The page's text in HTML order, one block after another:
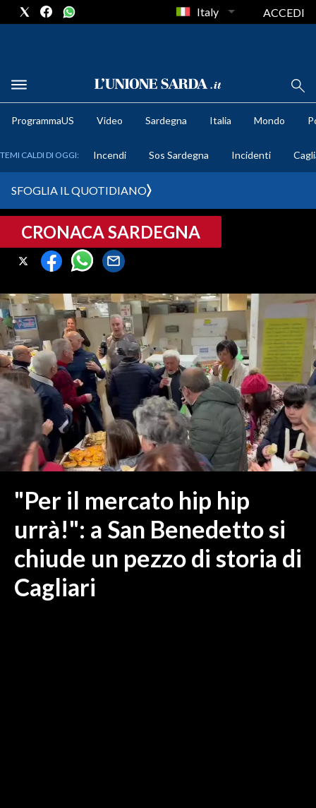
METEO
CRONACA SARDEGNA
CAGLIARI
SULCIS IGLESIENTE
MEDIO CAMPIDANO
ORISTANO E PROVINCIA
SASSARI E PROVINCIA
GALLURA
NUORO E PROVINCIA
OGLIASTRA
AGENDA
ITALIA
MONDO
POLITICA
ECONOMIA
Italy ACCEDI
ProgrammaUS Video Sardegna Italia Mondo
TEMI CALDI DI OGGI: Incendi Sos Sardegna Incidenti
SFOGLIA IL QUOTIDIANO
CRONACA SARDEGNA
"Per il mercato hip hip
urrà!": a San Benedetto si
chiude un pezzo di storia di
Cagliari